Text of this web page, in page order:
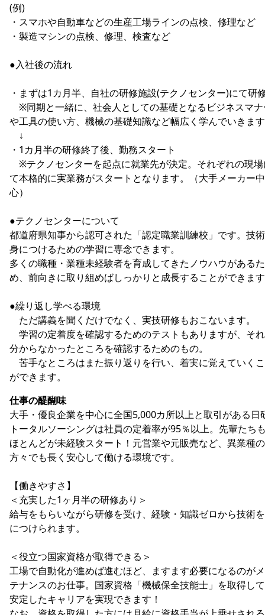
(例)
・スマホや自動車などの生産工場ラインの点検、修理など
・製造マシンの点検、修理、検査など
●入社後の流れ
・まずは1カ月半、自社の研修施設(テクノセンター)にて研
※同期と一緒に、社会人としての基礎となるビジネスマ
や工具の使い方、機械の基礎知識など幅広く学んでいきま
↓
・1カ月半の研修終了後、勤務スタート
※テクノセンターを起点に就業先が決定。それぞれの現
て本格的に実業務がスタートとなります。（大手メーカー中
心）
●テクノセンターについて
都道府県知事から認可された「認定職業訓練校」です。技
身につけるための学習に専念できます。
多くの職種・業種未経験者を育成してきたノウハウがあるた
め、前向きに取り組めばしっかりと成長することができま
●繰り返し学べる環境
ただ講義を聞くだけでなく、実技研修もおこないます。
学習の定着度を確認するためのテストもありますが、そ
分からなかったところを確認するためのもの。
苦手なところはまた振り返りを行い、着実に覚えていく
ができます。
仕事の醍醐味
大手・優良企業を中心に全国5,000カ所以上と取引がある日
トータルソーシングは社員の定着率が95％以上。先輩たち
ほとんどが未経験スタート！元営業や元販売など、異業種の
方々でも長く安心して働ける環境です。
【働きやすさ】
＜充実した1ヶ月半の研修あり＞
給与をもらいながら研修を受け、経験・知識ゼロから技術
につけられます。
＜役立つ国家資格が取得できる＞
工場で自動化が進めば進むほど、ますます必要になるのが
テナンスのお仕事。国家資格「機械保全技能士」を取得し
安定したキャリアを実現できます！